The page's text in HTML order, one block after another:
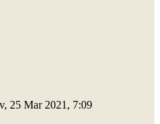
25 Mar 2021, 7:09